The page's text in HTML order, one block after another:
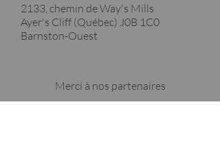
2133, chemin de Way's Mills
Ayer's Cliff (Québec) J0B 1C0
Barnston-Ouest
Merci à nos partenaires